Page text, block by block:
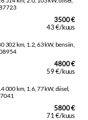
3500 €
43 €/kuus
4800 €
59 €/kuus
5800 €
71 €/kuus